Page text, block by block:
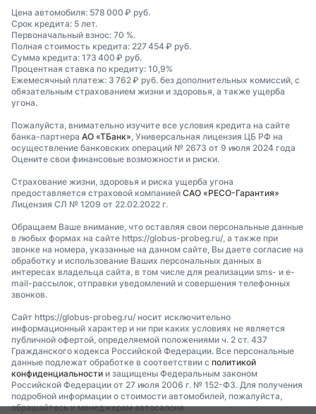
Цена автомобиля: 578 000 ₽ руб.
Срок кредита: 5 лет.
Первоначальный взнос: 70 %.
Полная стоимость кредита: 227 454 ₽ руб.
Сумма кредита: 173 400 ₽ руб.
Процентная ставка по кредиту: 10,9%
Ежемесячный платеж: 3 762 ₽ руб. без дополнительных комиссий, с
обязательным страхованием жизни и здоровья, а также ущерба
угона.
Пожалуйста, внимательно изучите все условия кредита на сайте
банка-партнера АО «ТБанк», Универсальная лицензия ЦБ РФ на
осуществление банковских операций № 2673 от 9 июля 2024 года
Оцените свои финансовые возможности и риски.
Страхование жизни, здоровья и риска ущерба угона
предоставляется страховой компанией САО «РЕСО-Гарантия»
Лицензия СЛ № 1209 от 22.02.2022 г.
Обращаем Ваше внимание, что оставляя свои персональные данные
в любых формах на сайте https://globus-probeg.ru/, а также при
звонке на номера, указанные на данном сайте, Вы даете согласие на
обработку и использование Ваших персональных данных в
интересах владельца сайта, в том числе для реализации sms- и e-
mail-рассылок, отправки уведомлений и совершения телефонных
звонков.
Сайт https://globus-probeg.ru/ носит исключительно
информационный характер и ни при каких условиях не является
публичной офертой, определяемой положениями ч. 2 ст. 437
Гражданского кодекса Российской Федерации. Все персональные
данные подлежат обработке в соответствии с политикой
конфиденциальности и защищены Федеральным законом
Российской Федерации от 27 июля 2006 г. № 152-ФЗ. Для получения
подробной информации о стоимости автомобилей, пожалуйста,
обращайтесь к менеджерам автосалона.